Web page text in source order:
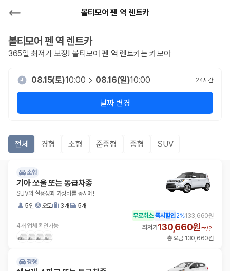
볼티모어 펜 역 렌트카
볼티모어 펜 역 렌트카
365일 최저가 보장! 볼티모어 펜 역 렌트카는 카모아
08.15(토)10:00 08.16(일)10:00 24시간
날짜 변경
전체 경형 소형 준중형 중형 SUV
소형
기아 쏘울 또는 동급차종
SUV의 실용성과 가성비를 동시에!
5인
오토 3개 5개
4개 업체 확인가능
무료취소 즉시할인2%133,660원
최저가130,660원~/일
총 요금 130,660원
경형